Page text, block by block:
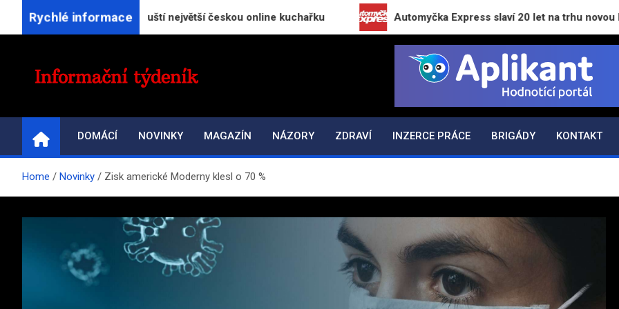
Rychlé informace
spouští největší českou online kuchařku Automyčka Express slaví 20 let na trhu novou kampaní
INFORMAČNÍ-TÝDENÍK.CZ
DOMÁCÍ NOVINKY MAGAZÍN NÁZORY ZDRAVÍ INZERCE PRÁCE BRIGÁDY KONTAKT
Home Novinky Zisk americké Moderny klesl o 70 %